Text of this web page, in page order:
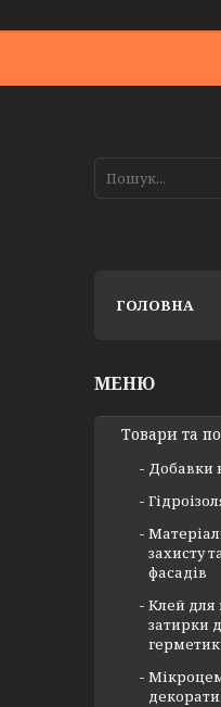
ГОЛОВНА
Товари та
Добавки
захисту
фасадів
Клей для
затирки